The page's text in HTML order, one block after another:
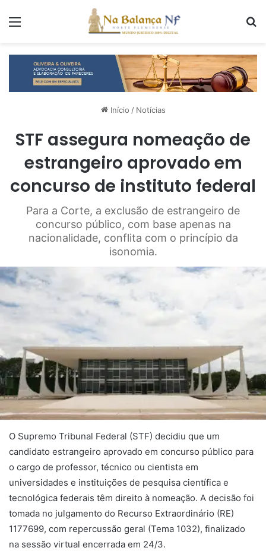
Início / Notícias
STF assegura nomeação de
estrangeiro aprovado em
concurso de instituto federal
Para a Corte, a exclusão de estrangeiro de
concurso público, com base apenas na
nacionalidade, conflita com o princípio da
isonomia.
O Supremo Tribunal Federal (STF) decidiu que um
candidato estrangeiro aprovado em concurso público para
o cargo de professor, técnico ou cientista em
universidades e instituições de pesquisa científica e
tecnológica federais têm direito à nomeação. A decisão foi
tomada no julgamento do Recurso Extraordinário (RE)
1177699, com repercussão geral (Tema 1032), finalizado
na sessão virtual encerrada em 24/3.